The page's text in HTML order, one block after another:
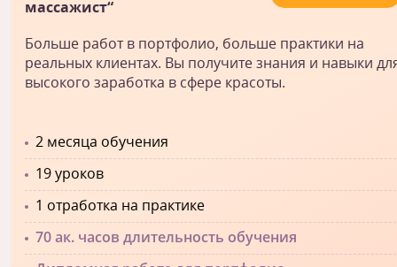
массажист“
Больше работ в портфолио, больше практики на
реальных клиентах. Вы получите знания и навыки
высокого заработка в сфере красоты.
2 месяца обучения
19 уроков
1 отработка на практике
70 ак. часов длительность обучения